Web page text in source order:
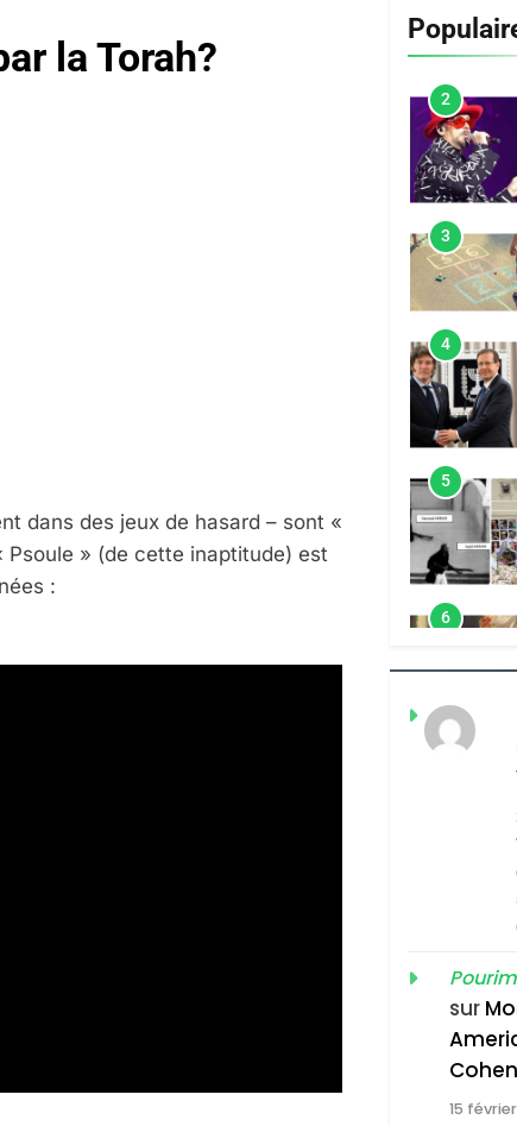
la Torah?
dans des jeux de hasard – sont «
Psoule » (de cette inaptitude) est
:
2
3
4
5
6
sur
Cohen
15